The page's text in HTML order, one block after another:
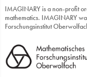
IMAGINARY is a non-profit
mathematics. IMAGINARY
Forschungsinstitut